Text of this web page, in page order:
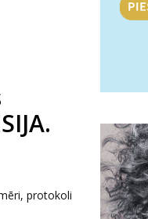
protokoli